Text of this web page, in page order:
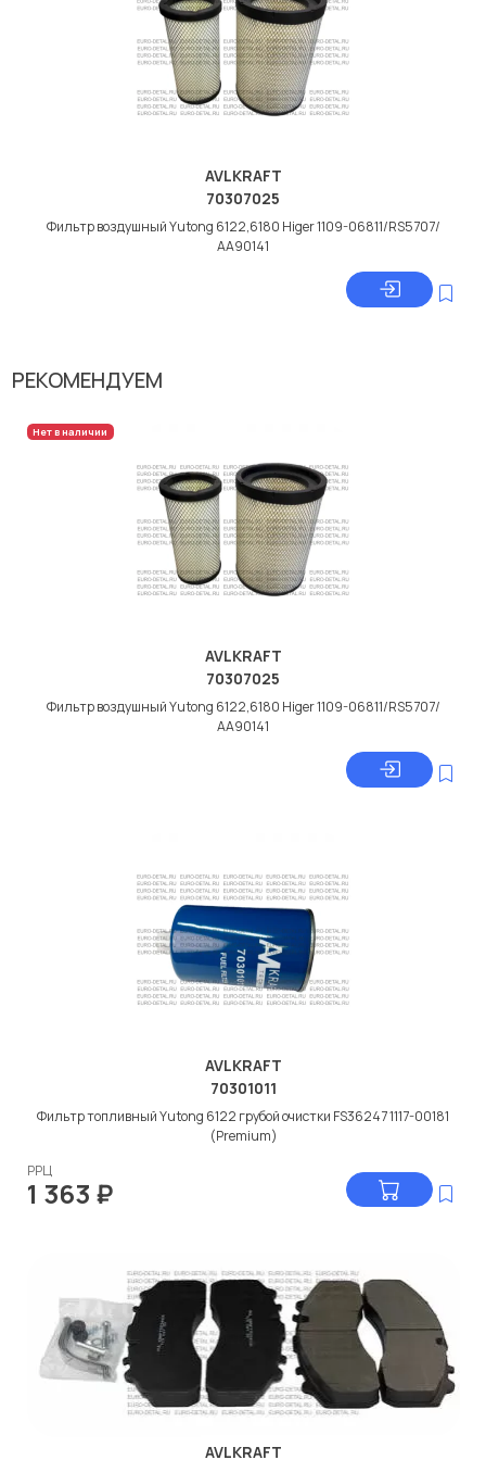
AVLKRAFT
70307025
Фильтр воздушный Yutong 6122,6180 Higer 1109-06811/RS5707/
АА90141
РЕКОМЕНДУЕМ
Нет в наличии
AVLKRAFT
70307025
Фильтр воздушный Yutong 6122,6180 Higer 1109-06811/RS5707/
АА90141
AVLKRAFT
70301011
Фильтр топливный Yutong 6122 грубой очистки FS36247 1117-00181
(Premium)
РРЦ
1 363 ₽
AVLKRAFT